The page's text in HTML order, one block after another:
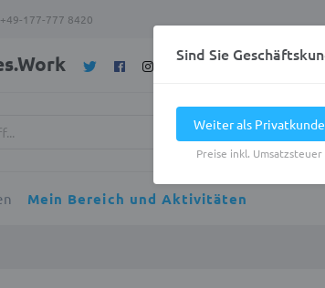
+49-177-777 8420
Mein Bereich und Aktivitäten
Sind Sie
Weiter als Privatkunde
Preise inkl. Umsatzsteuer